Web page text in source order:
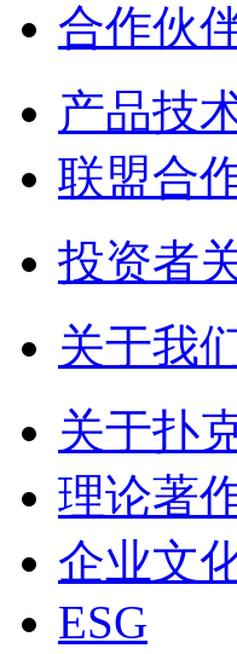
合作伙
产品技
联盟合
投资者
关于我
关于扑
理论著
企业文
ESG